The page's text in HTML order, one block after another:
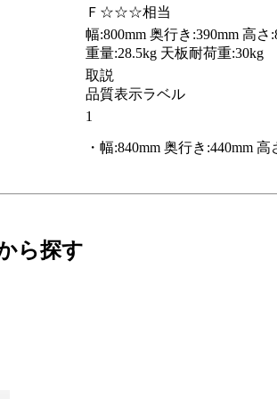
Ｆ☆☆☆相当
幅:800mm 奥行き:390mm 高さ
重量:28.5kg 天板耐荷重:30kg
取説
品質表示ラベル
1
・幅:840mm 奥行き:440mm
ら探す